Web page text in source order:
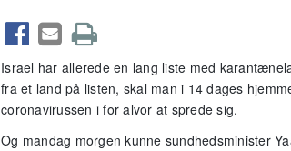
  
Israel har allerede en lang liste med
fra et land på listen, skal man i 14 dages
coronavirussen i for alvor at sprede sig.
Og mandag morgen kunne sundhedsminister